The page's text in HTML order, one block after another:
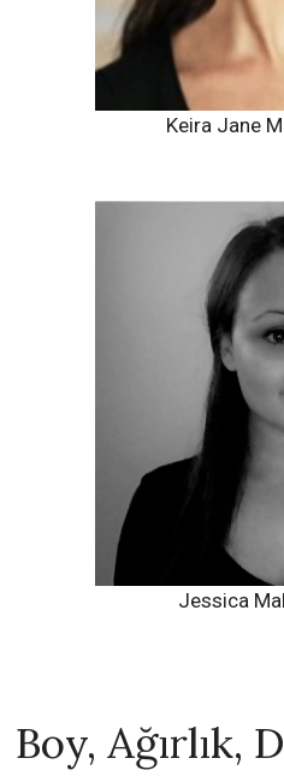
Keira Jane
Jessica
Boy, Ağırlık,